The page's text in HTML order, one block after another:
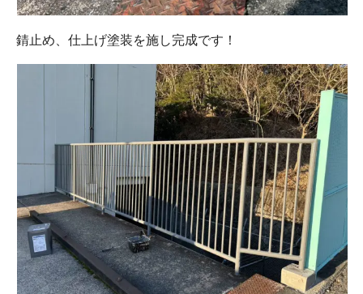
錆止め、仕上げ塗装を施し完成です！